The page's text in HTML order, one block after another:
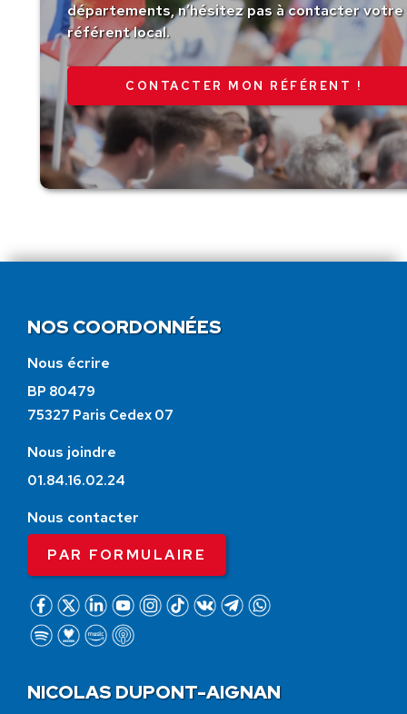
départements, n’hésitez pas à contacter votre
référent local.
CONTACTER MON RÉFÉRENT !
NOS COORDONNÉES
Nous écrire
BP 80479
75327 Paris Cedex 07
Nous joindre
01.84.16.02.24
Nous contacter
PAR FORMULAIRE
NICOLAS DUPONT-AIGNAN